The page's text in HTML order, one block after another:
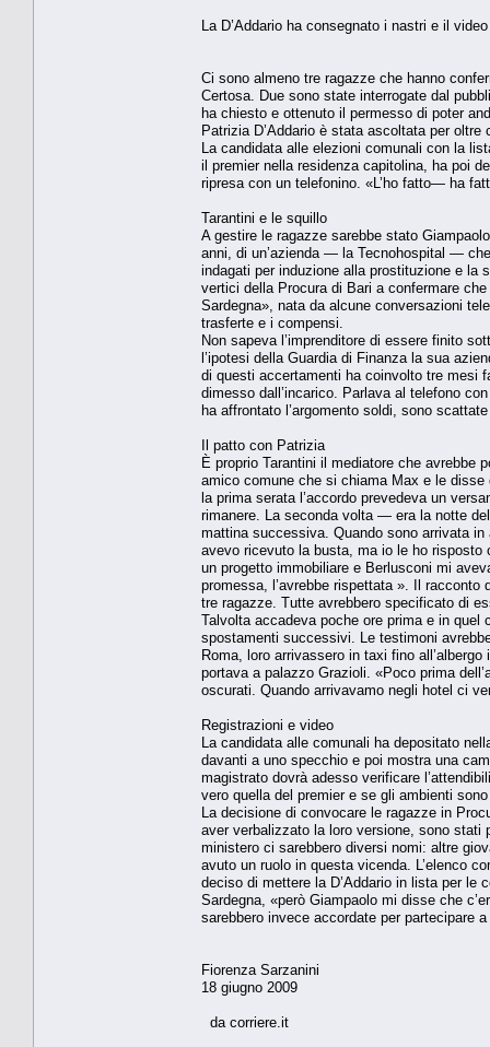
La D’Addario ha consegnato i nastri e il
Ci sono almeno tre ragazze che hanno
Certosa. Due sono state interrogate dal
ha chiesto e ottenuto il permesso di poter
Patrizia D’Addario è stata ascoltata per
La candidata alle elezioni comunali con la
il pre­mier nella residenza capitoli­na, ha poi
ripresa con un telefonino. «L’ho fatto— ha
Tarantini e le squillo
A gestire le ragazze sareb­be stato
anni, di un’azienda — la Tecnohospi­tal —
indagati per induzione alla prostituzione e la
vertici del­la Procura di Bari a confer­mare
Sardegna», nata da al­cune conversazioni
trasferte e i compensi.
Non sapeva l’imprendito­re di essere finito
l’ipotesi della Guardia di Finanza la sua
di questi accerta­menti ha coinvolto tre mesi
dimesso dall’incarico. Parla­va al telefono
ha af­frontato l’argomento soldi, sono
Il patto con Patrizia
È proprio Tarantini il me­diatore che avrebbe
ami­co comune che si chiama Max e le
la pri­ma serata l’accordo prevede­va un
rimanere. La se­conda volta — era la notte
mattina successiva. Quando sono arrivata
avevo ricevuto la busta, ma io le ho risposto
un progetto im­mobiliare e Berlusconi mi
promessa, l’avrebbe ri­spettata ». Il racconto
tre ra­gazze. Tutte avrebbero speci­ficato di
Talvolta acca­deva poche ore prima e in quel
spostamenti suc­cessivi. Le testimoni
Roma, loro arrivassero in taxi fino
portava a pa­lazzo Grazioli. «Poco prima
oscurati. Quando ar­rivavamo negli hotel ci
Registrazioni e video
La candidata alle comuna­li ha depositato
davan­ti a uno specchio e poi mo­stra una
magistrato dovrà adesso verificare
vero quella del premier e se gli ambienti
La decisione di convocare le ragazze in
aver ver­balizzato la loro versione, so­no stati
ministero ci sareb­bero diversi nomi: altre
avuto un ruolo in questa vi­cenda. L’elenco
deciso di met­tere la D’Addario in lista per le
Sardegna, «però Giampao­lo mi disse che
sarebbero inve­ce accordate per partecipare
Fiorenza Sarzanini
18 giugno 2009
da corriere.it